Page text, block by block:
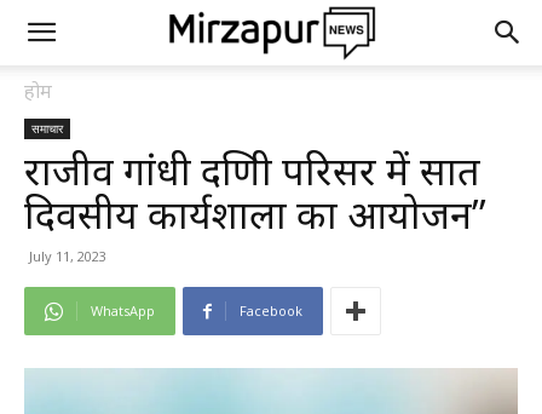
होम
समाचार
राजीव गांधी दक्षिणी परिसर में सात
दिवसीय कार्यशाला का आयोजन’’
July 11, 2023
WhatsApp Facebook